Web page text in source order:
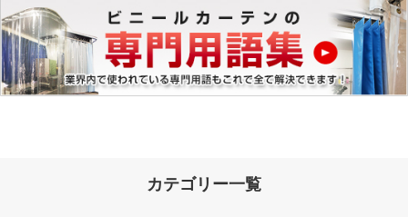
カテゴリー一覧